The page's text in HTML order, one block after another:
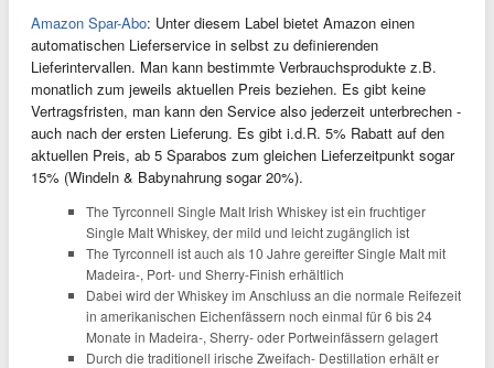
Amazon Spar-Abo: Unter diesem Label bietet Amazon einen
automatischen Lieferservice in selbst zu definierenden
Lieferintervallen. Man kann bestimmte Verbrauchsprodukte z.B.
monatlich zum jeweils aktuellen Preis beziehen. Es gibt keine
Vertragsfristen, man kann den Service also jederzeit unterbrechen -
auch nach der ersten Lieferung. Es gibt i.d.R. 5% Rabatt auf den
aktuellen Preis, ab 5 Sparabos zum gleichen Lieferzeitpunkt sogar
15% (Windeln & Babynahrung sogar 20%).
The Tyrconnell Single Malt Irish Whiskey ist ein fruchtiger
Single Malt Whiskey, der mild und leicht zugänglich ist
The Tyrconnell ist auch als 10 Jahre gereifter Single Malt mit
Madeira-, Port- und Sherry-Finish erhältlich
Dabei wird der Whiskey im Anschluss an die normale Reifezeit
in amerikanischen Eichenfässern noch einmal für 6 bis 24
Monate in Madeira-, Sherry- oder Portweinfässern gelagert
Durch die traditionell irische Zweifach- Destillation erhält er